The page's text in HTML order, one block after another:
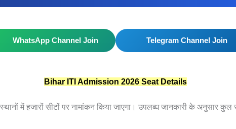
WhatsApp Channel Join Telegram Channel Join
Bihar ITI Admission 2026 Seat Details
में हजारों सीटों पर नामांकन किया जाएगा। उपलब्ध जानकारी के अनुसार कुल